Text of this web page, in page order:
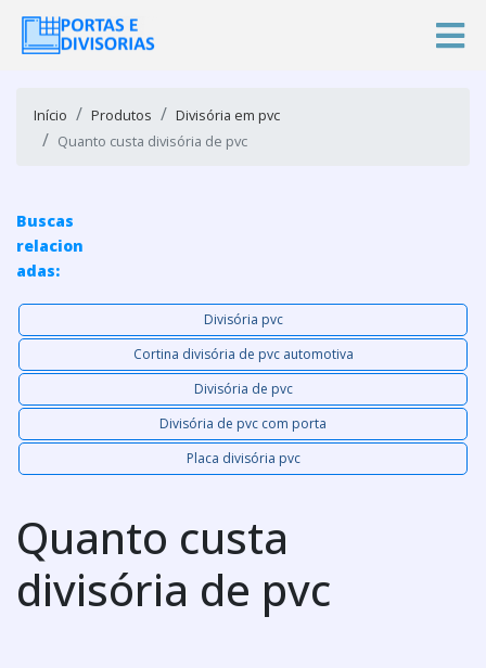
Início Produtos
Divisória em pvc
Quanto custa divisória de pvc
Buscas
relacion
adas:
Divisória pvc
Cortina divisória de pvc automotiva
Divisória de pvc
Divisória de pvc com porta
Placa divisória pvc
Quanto custa
divisória de pvc